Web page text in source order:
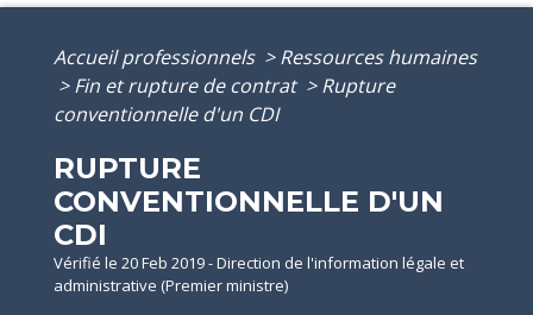
Accueil professionnels > Ressources humaines
> Fin et rupture de contrat > Rupture
conventionnelle d'un CDI
RUPTURE
CONVENTIONNELLE D'UN
CDI
Vérifié le 20 Feb 2019 - Direction de l'information légale et
administrative (Premier ministre)